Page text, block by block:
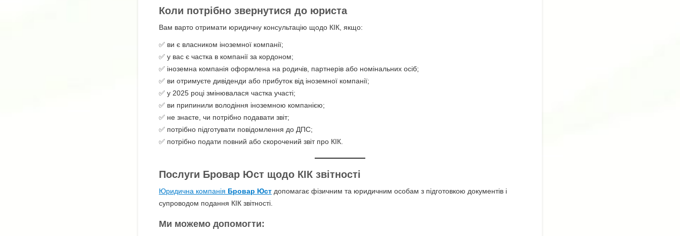
Коли потрібно звернутися до юриста
Вам варто отримати юридичну консультацію щодо КІК, якщо:
✅ ви є власником іноземної компанії;
✅ у вас є частка в компанії за кордоном;
✅ іноземна компанія оформлена на родичів, партнерів або номінальних осіб;
✅ ви отримуєте дивіденди або прибуток від іноземної компанії;
✅ у 2025 році змінювалася частка участі;
✅ ви припинили володіння іноземною компанією;
✅ не знаєте, чи потрібно подавати звіт;
✅ потрібно підготувати повідомлення до ДПС;
✅ потрібно подати повний або скорочений звіт про КІК.
Послуги Бровар Юст щодо КІК звітності
Юридична компанія Бровар Юст допомагає фізичним та юридичним особам з підготовкою документів і
супроводом подання КІК звітності.
Ми можемо допомогти: